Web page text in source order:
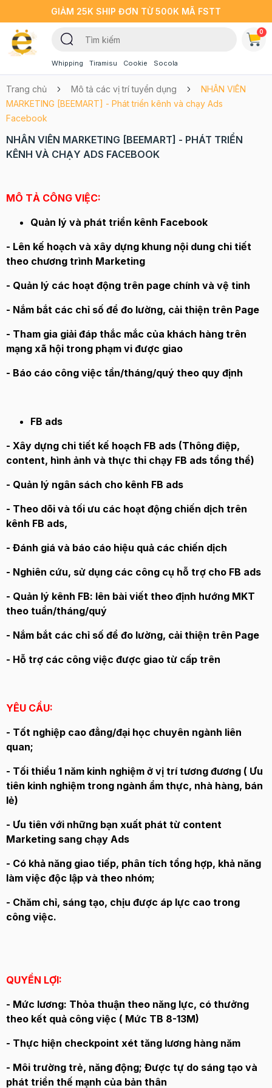
GIẢM 25K SHIP ĐƠN TỪ 500K MÃ FSTT
Whipping Tiramisu Cookie Socola
0
Trang chủ Mô tả các vị trí tuyển dụng
NHÂN VIÊN
MARKETING [BEEMART] - Phát triển kênh và chạy Ads
Facebook
NHÂN VIÊN MARKETING [BEEMART] - PHÁT TRIỂN
KÊNH VÀ CHẠY ADS FACEBOOK
MÔ TẢ CÔNG VIỆC:
Quản lý và phát triển kênh Facebook
- Lên kế hoạch và xây dựng khung nội dung chi tiết
theo chương trình Marketing
- Quản lý các hoạt động trên page chính và vệ tinh
- Nắm bắt các chỉ số để đo lường, cải thiện trên Page
- Tham gia giải đáp thắc mắc của khách hàng trên
mạng xã hội trong phạm vi được giao
- Báo cáo công việc tần/tháng/quý theo quy định
FB ads
- Xây dựng chi tiết kế hoạch FB ads (Thông điệp,
content, hình ảnh và thực thi chạy FB ads tổng thể)
- Quản lý ngân sách cho kênh FB ads
- Theo dõi và tối ưu các hoạt động chiến dịch trên
kênh FB ads,
- Đánh giá và báo cáo hiệu quả các chiến dịch
- Nghiên cứu, sử dụng các công cụ hỗ trợ cho FB ads
- Quản lý kênh FB: lên bài viết theo định hướng MKT
theo tuần/tháng/quý
- Nắm bắt các chỉ số để đo lường, cải thiện trên Page
- Hỗ trợ các công việc được giao từ cấp trên
YÊU CẦU:
- Tốt nghiệp cao đẳng/đại học chuyên ngành liên
quan;
- Tối thiểu 1 năm kinh nghiệm ở vị trí tương đương ( Ưu
tiên kinh nghiệm trong ngành ẩm thực, nhà hàng, bán
lẻ)
- Ưu tiên với những bạn xuất phát từ content
Marketing sang chạy Ads
- Có khả năng giao tiếp, phân tích tổng hợp, khả năng
làm việc độc lập và theo nhóm;
- Chăm chỉ, sáng tạo, chịu được áp lực cao trong
công việc.
QUYỀN LỢI:
- Mức lương: Thỏa thuận theo năng lực, có thưởng
theo kết quả công việc ( Mức TB 8-13M)
- Thực hiện checkpoint xét tăng lương hàng năm
- Môi trường trẻ, năng động; Được tự do sáng tạo và
phát triển thế mạnh của bản thân